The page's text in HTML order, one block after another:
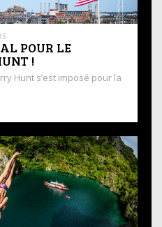
POUR LE
!
Hunt s’est imposé pour la